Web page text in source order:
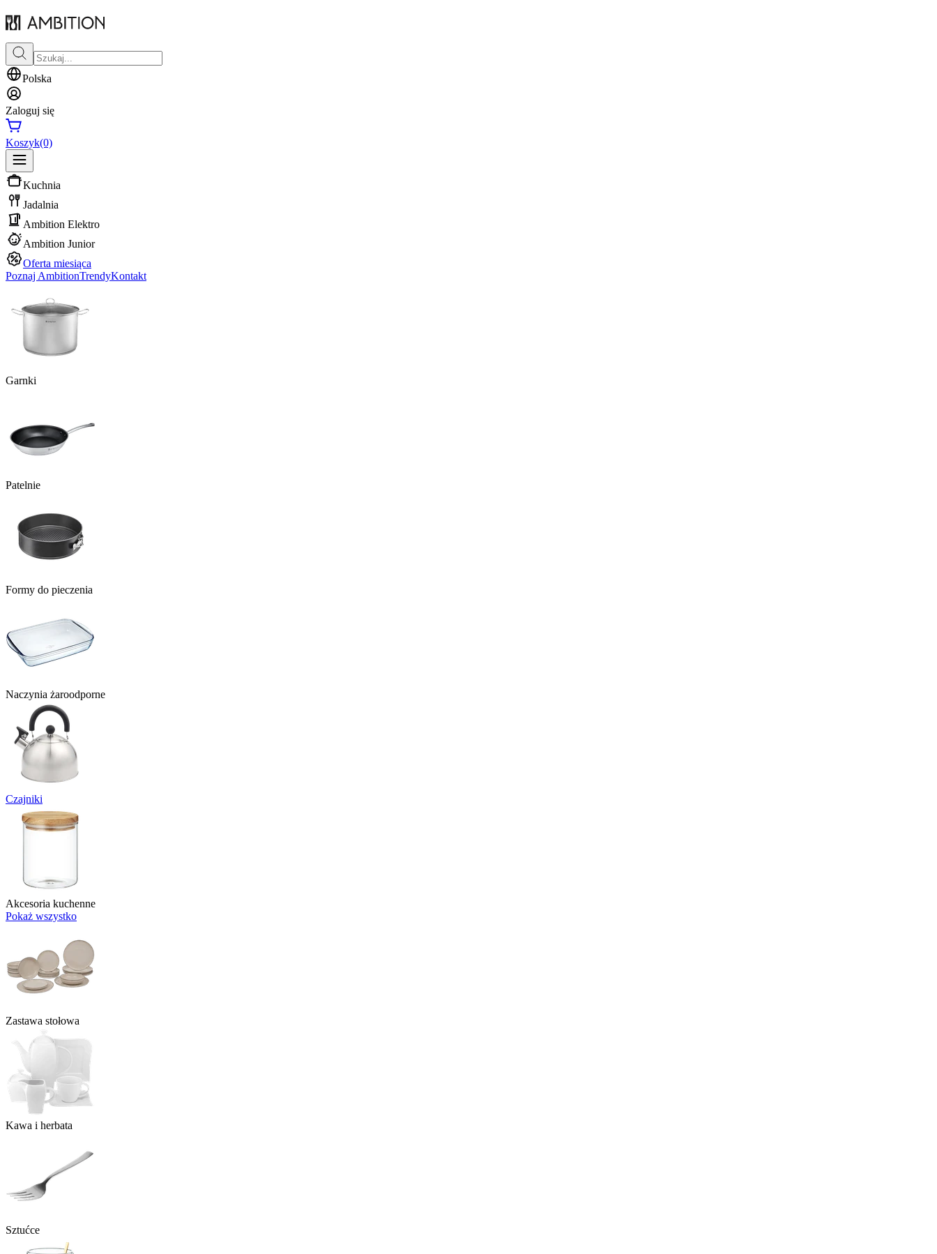
Polska
Zaloguj się
Koszyk(0)
Kuchnia
Jadalnia
Ambition Elektro
Ambition Junior
Oferta miesiąca
Poznaj AmbitionTrendyKontakt
Garnki
Patelnie
Formy do pieczenia
Naczynia żaroodporne
Czajniki
Akcesoria kuchenne
Pokaż wszystko
Zastawa stołowa
Kawa i herbata
Sztućce